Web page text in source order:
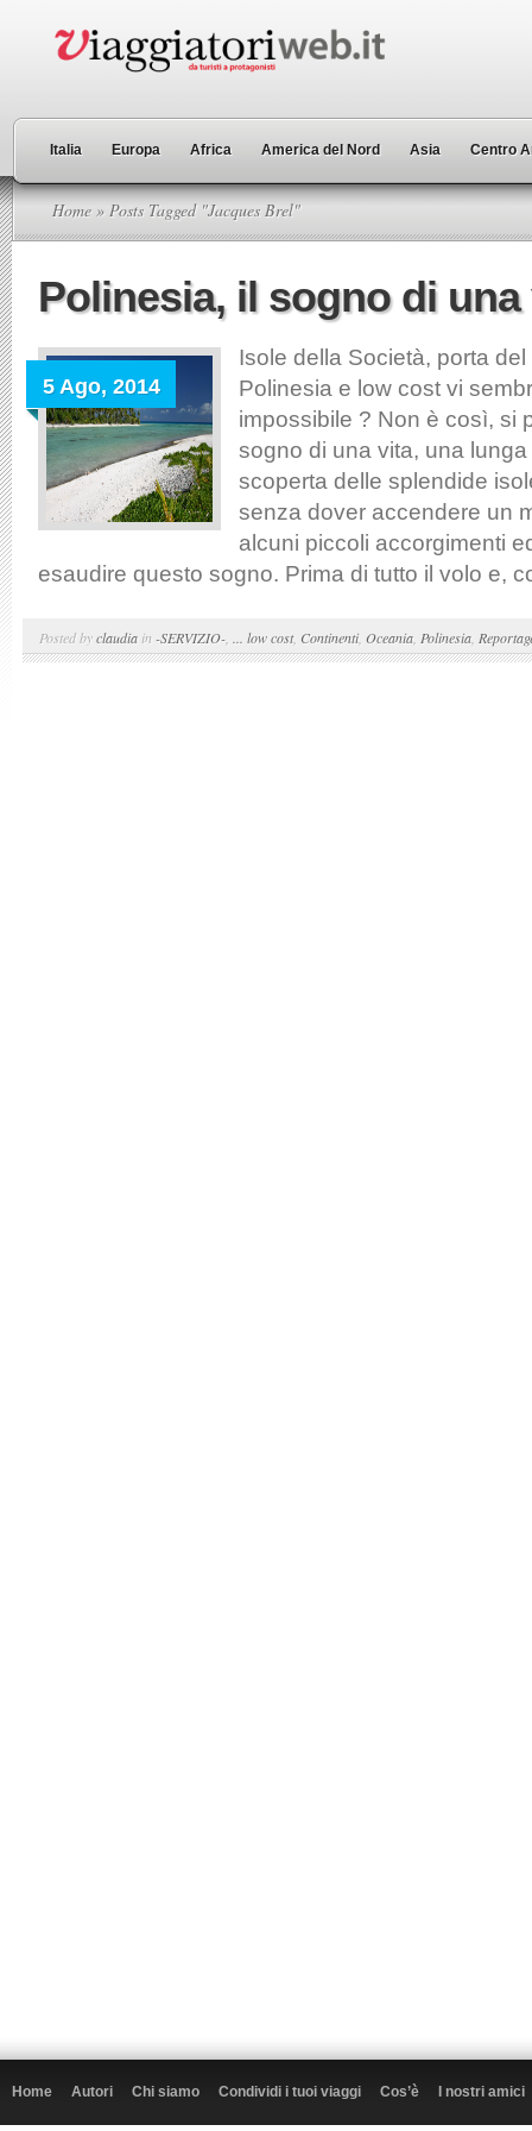
Italia Europa Africa America del Nord Asia Centro
Home » Posts Tagged "Jacques Brel"
Polinesia, il sogno di una
5 Ago, 2014
Isole della Società, porta
Polinesia e low cost vi
impossibile ? Non è così, si
sogno di una vita, una
scoperta delle splendide
senza dover accendere un
alcuni piccoli accorgimenti
esaudire questo sogno. Prima di tutto il volo e,
Posted byclaudia in -SERVIZIO- ... low cost, Continenti, Oceania Polinesia
Home Autori Chi siamo Condividi i tuoi viaggi Cos’è I nostri amici